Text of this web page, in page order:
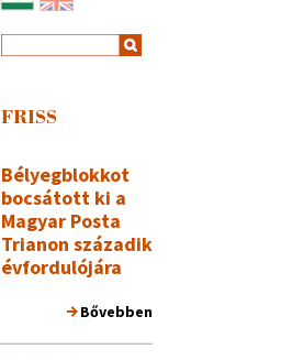
FRISS
Bélyegblokkot
bocsátott ki a
Magyar Posta
Trianon századik
évfordulójára
Bővebben